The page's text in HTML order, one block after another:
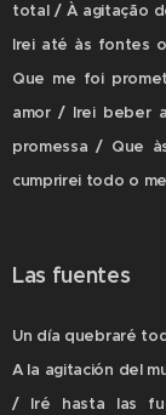
total / À agitação
Irei até às fontes
Que me foi
amor / Irei beber
promessa / Que
cumprirei todo o
Las fuentes
Un día quebraré
A la agitación del
/ Iré hasta las